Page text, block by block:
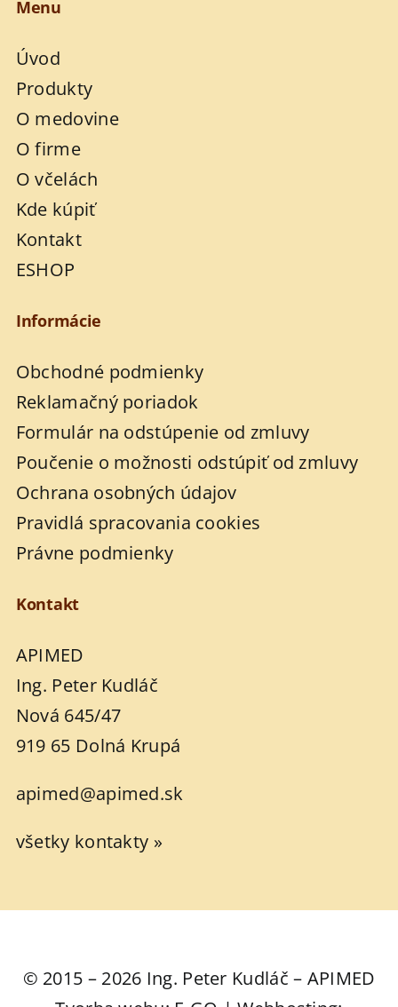
Menu
Úvod
Produkty
O medovine
O firme
O včelách
Kde kúpiť
Kontakt
ESHOP
Informácie
Obchodné podmienky
Reklamačný poriadok
Formulár na odstúpenie od zmluvy
Poučenie o možnosti odstúpiť od zmluvy
Ochrana osobných údajov
Pravidlá spracovania cookies
Právne podmienky
Kontakt
APIMED
Ing. Peter Kudláč
Nová 645/47
919 65 Dolná Krupá
apimed@apimed.sk
všetky kontakty »
© 2015 – 2026 Ing. Peter Kudláč – APIMED